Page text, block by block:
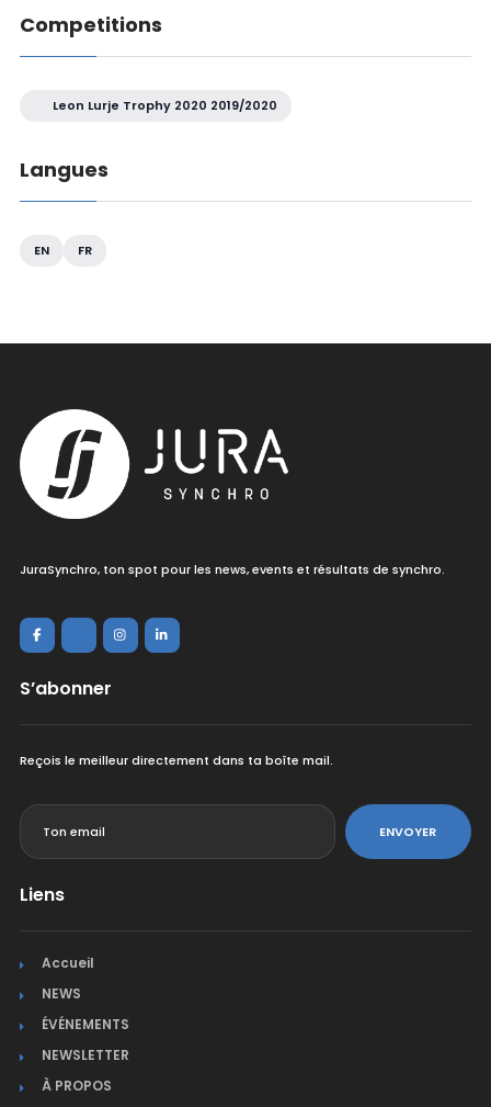
Competitions
Leon Lurje Trophy 2020 2019/2020
Langues
EN FR
JuraSynchro, ton spot pour les news, events et résultats de synchro.
S’abonner
Reçois le meilleur directement dans ta boîte mail.
ENVOYER
Liens
Accueil
NEWS
ÉVÉNEMENTS
NEWSLETTER
À PROPOS